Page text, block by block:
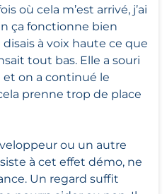
où cela m’est arrivé, j’ai
ça fonctionne bien
à voix haute ce que
tout bas. Elle a souri
et on a continué le
prenne trop de place
ou un autre
à cet effet démo, ne
Un regard suffit